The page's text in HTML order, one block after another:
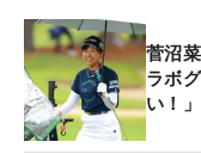
菅沼
ラボ
い！」